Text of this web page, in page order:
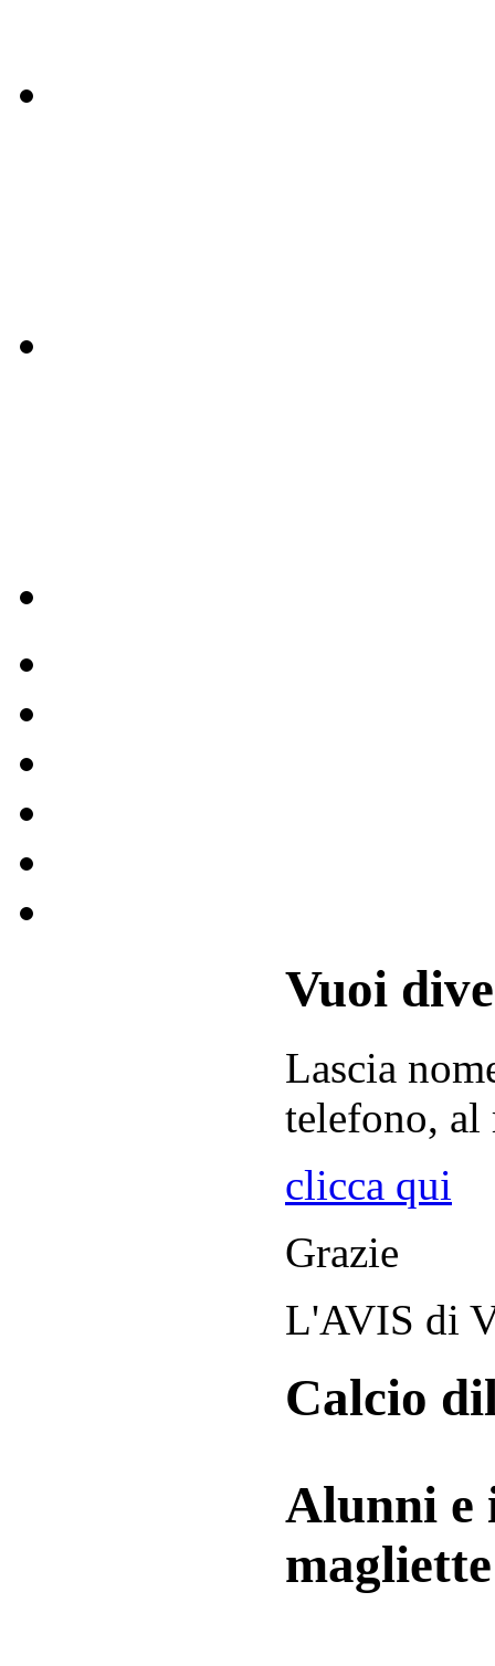
Vuoi
Lascia
telefono, al
clicca qui
Grazie
L'AVIS di
Calcio
Alunni e